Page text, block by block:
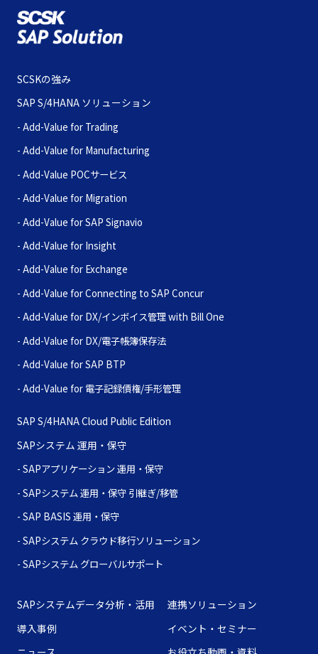
SCSKの強み
SAP S/4HANA ソリューション
Trading
Manufacturing
POCサービス
Migration
SAP Signavio
Insight
Exchange
Connecting to SAP Concur
DX/インボイス管理 with Bill One
DX/電子帳簿保存法
SAP BTP
電子記録債権/手形管理
SAP S/4HANA Cloud Public Edition
SAPシステム 運用・保守
- SAPアプリケーション 運用・保守
- SAPシステム 運用・保守 引継ぎ/移管
- SAP BASIS 運用・保守
- SAPシステム クラウド移行ソリューション
- SAPシステム グローバルサポート
SAPシステムデータ分析・活用
連携ソリューション
導入事例
イベント・セミナー